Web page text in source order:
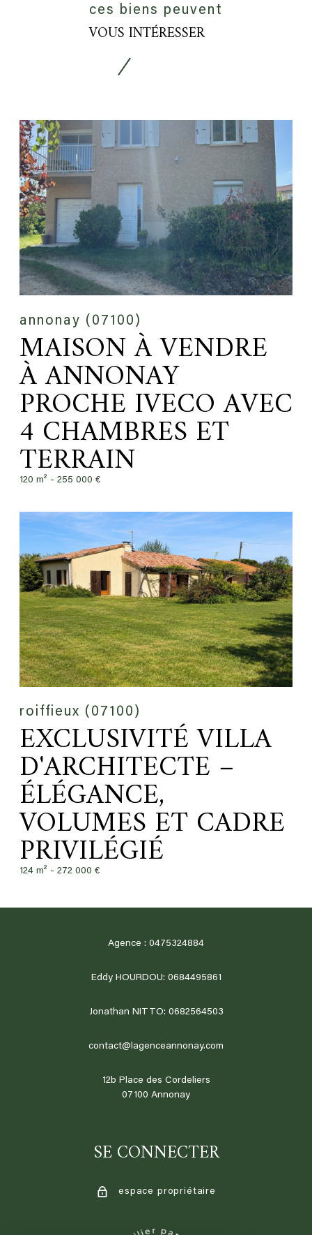
ces biens peuvent
VOUS INTÉRESSER
annonay (07100)
MAISON À VENDRE
À ANNONAY
PROCHE IVECO AVEC
4 CHAMBRES ET
TERRAIN
120 m² - 255 000 €
roiffieux (07100)
EXCLUSIVITÉ VILLA
D'ARCHITECTE –
ÉLÉGANCE,
VOLUMES ET CADRE
PRIVILÉGIÉ
124 m² - 272 000 €
Agence : 0475324884
Eddy HOURDOU: 0684495861
Jonathan NITTO: 0682564503
contact@lagenceannonay.com
12b Place des Cordeliers
07100
annonay
SE CONNECTER
espace propriétaire